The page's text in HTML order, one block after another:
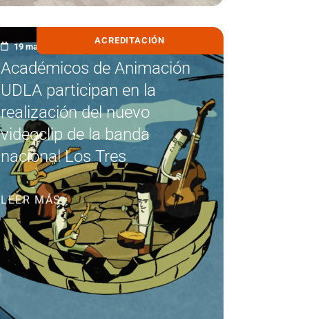
ACREDITACIÓN
19 marzo, 2026
Académicos de Animación
UDLA participan en la
realización del nuevo
videoclip de la banda
nacional Los Tres
LEER MÁS